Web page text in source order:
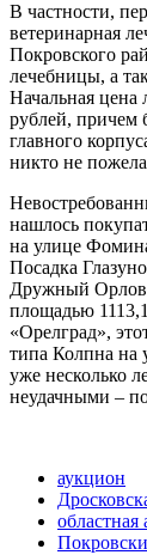
В частности,
ветеринарная
Покровского
лечебницы, а
Начальная цена
рублей, причем
главного
никто не
нашлось
на улице
Посадка
Дружный
площадью
«Орелград»,
типа Колпна на
уже несколько
неудачными –
аукцион